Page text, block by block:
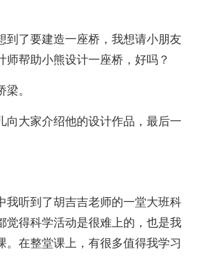
了要建造一座桥，我想请小朋友
师帮助小熊设计一座桥，好吗？
。
大家介绍他的设计作品，最后一
听到了胡吉吉老师的一堂大班科
觉得科学活动是很难上的，也是我
。在整堂课上，有很多值得我学习